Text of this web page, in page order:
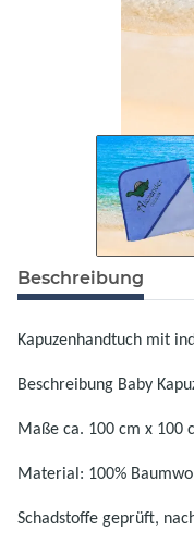
Beschreibung
Kapuzenhandtuch mit
Beschreibung Baby
Maße ca. 100 cm x 100
Material: 100%
Schadstoffe geprüft,